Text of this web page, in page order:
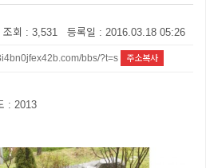
조회 : 3,531 등록일 : 2016.03.18 05:26
bbs/?t=s 주소복사
: 2013